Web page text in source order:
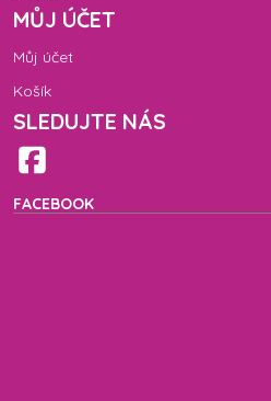
MŮJ ÚČET
Můj účet
Košík
SLEDUJTE NÁS
FACEBOOK